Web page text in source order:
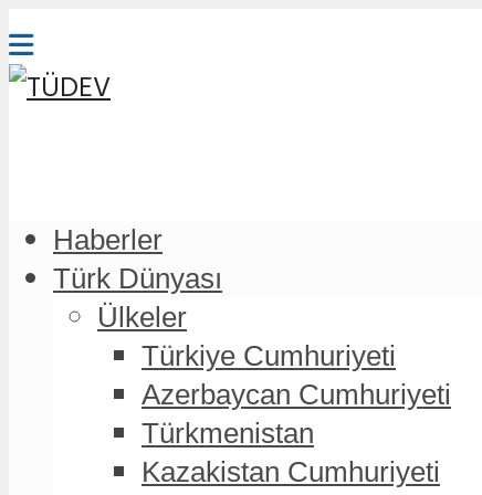
Haberler
Türk Dünyası
Ülkeler
Türkiye Cumhuriyeti
Azerbaycan Cumhuriyeti
Türkmenistan
Kazakistan Cumhuriyeti